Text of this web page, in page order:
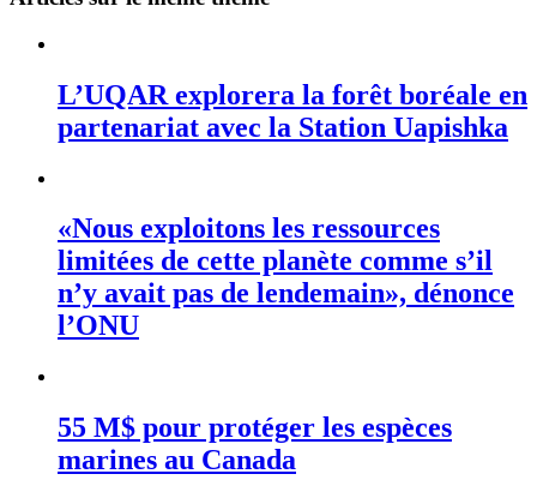
L’UQAR explorera la forêt boréale en
partenariat avec la Station Uapishka
«Nous exploitons les ressources
limitées de cette planète comme s’il
n’y avait pas de lendemain», dénonce
l’ONU
55 M$ pour protéger les espèces
marines au Canada